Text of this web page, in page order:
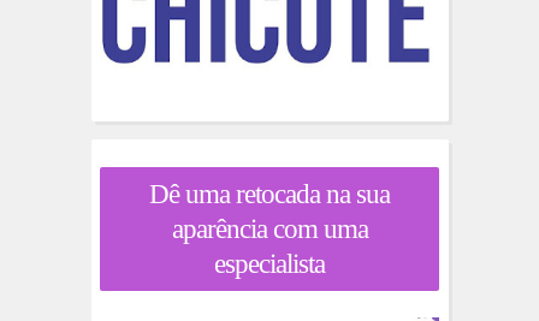
Dê uma retocada na sua
aparência com uma
especialista